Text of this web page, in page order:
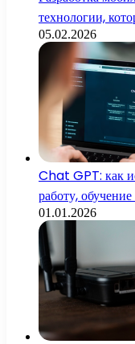
технологии,
05.02.2026
Chat GPT: как
работу,
01.01.2026